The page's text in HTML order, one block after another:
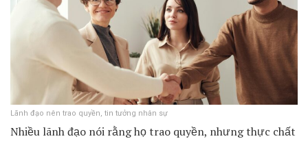
Lãnh đạo nên trao quyền, tin tưởng nhân sự
Nhiều lãnh đạo nói rằng họ trao quyền, nhưng thực chất